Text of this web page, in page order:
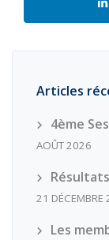
Articles
4ème
AOÛT 2026
Résultats
21 DÉCEMBRE
Les